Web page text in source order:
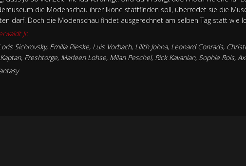
die Modenschau ihrer Ikone stattfinden soll, überredet sie die
darf. Doch die Modenschau findet ausgerechnet am selben Tag statt wie
Jr.
Sichrovsky, Emilia Pieske, Luis Vorbach, Lilith Johna, Leonard Conrads,
Freshtorge, Marleen Lohse, Milan Peschel, Rick Kavanian, Sophie Rois,